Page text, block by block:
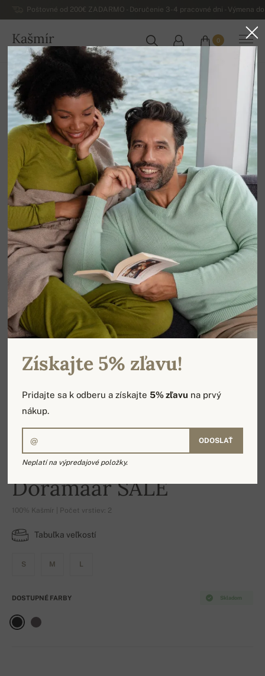
Poštovné od 200€ ZADARMO - Doručenie 3-4 pracovné dni - Výmena
Kašmír
SLOVENSKO
0
Domov Dámske svetre
-16%
Doramaar SALE
100% Kašmír | Počet vrstiev: 2
Tabuľka veľkostí
S M L
Skladom
DOSTUPNÉ FARBY
Získajte 5% zľavu!
Pridajte sa k odberu a získajte5% zľavu na prvý
nákup.
ODOSLAŤ
Neplatí na výpredajové položky.